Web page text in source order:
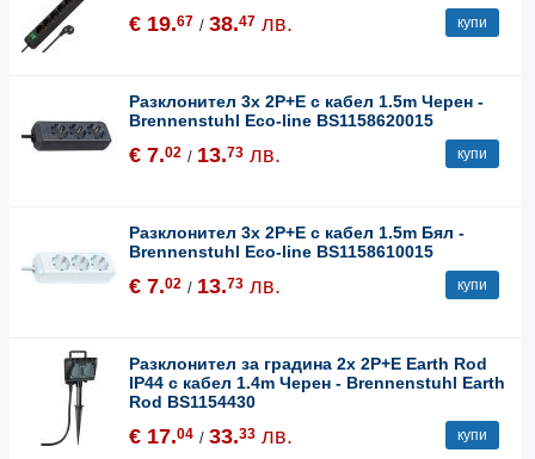
€ 19.67 / 38.47 лв. купи
Разклонител 3x 2P+E с кабел 1.5m Черен -
Brennenstuhl Eco-line BS1158620015
€ 7.02 / 13.73 лв. купи
Разклонител 3x 2P+E с кабел 1.5m Бял -
Brennenstuhl Eco-line BS1158610015
€ 7.02 / 13.73 лв. купи
Разклонител за градина 2x 2P+E Earth Rod
IP44 с кабел 1.4m Черен - Brennenstuhl Earth
Rod BS1154430
€ 17.04 / 33.33 лв. купи